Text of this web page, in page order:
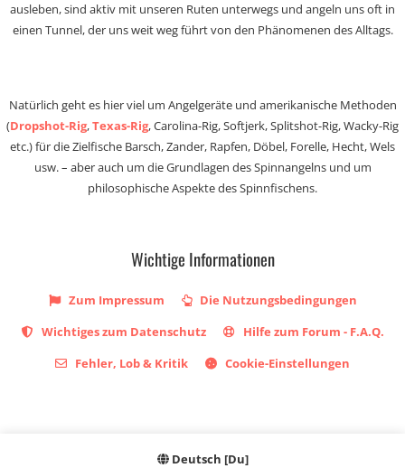
ausleben, sind aktiv mit unseren Ruten unterwegs und angeln uns oft in
einen Tunnel, der uns weit weg führt von den Phänomenen des Alltags.
Natürlich geht es hier viel um Angelgeräte und amerikanische Methoden
(Dropshot-Rig,Texas-Rig, Carolina-Rig, Softjerk, Splitshot-Rig, Wacky-Rig
etc.) für die Zielfische Barsch, Zander, Rapfen, Döbel, Forelle, Hecht, Wels
usw. – aber auch um die Grundlagen des Spinnangelns und um
philosophische Aspekte des Spinnfischens.
Wichtige Informationen
Zum Impressum
Die Nutzungsbedingungen
Wichtiges zum Datenschutz
Hilfe zum Forum - F.A.Q.
Fehler, Lob & Kritik
Cookie-Einstellungen
Deutsch [Du]